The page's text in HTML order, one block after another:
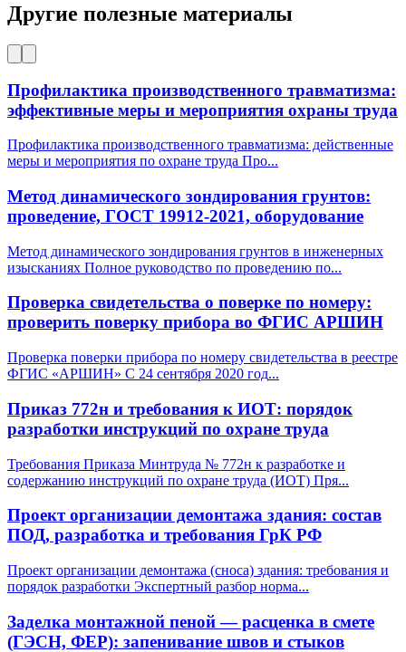
Другие полезные материалы
Профилактика производственного травматизма:
эффективные меры и мероприятия охраны труда
Профилактика производственного травматизма: действенные
меры и мероприятия по охране труда Про...
Метод динамического зондирования грунтов:
проведение, ГОСТ 19912-2021, оборудование
Метод динамического зондирования грунтов в инженерных
изысканиях Полное руководство по проведению по...
Проверка свидетельства о поверке по номеру:
проверить поверку прибора во ФГИС АРШИН
Проверка поверки прибора по номеру свидетельства в реестре
ФГИС «АРШИН» С 24 сентября 2020 год...
Приказ 772н и требования к ИОТ: порядок
разработки инструкций по охране труда
Требования Приказа Минтруда № 772н к разработке и
содержанию инструкций по охране труда (ИОТ) Пря...
Проект организации демонтажа здания: состав
ПОД, разработка и требования ГрК РФ
Проект организации демонтажа (сноса) здания: требования и
порядок разработки Экспертный разбор норма...
Заделка монтажной пеной — расценка в смете
(ГЭСН, ФЕР): запенивание швов и стыков